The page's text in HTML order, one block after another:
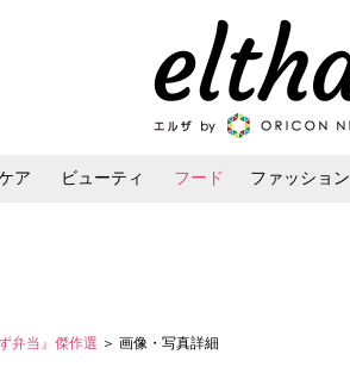
ア ビューティ フード ファッション
弁当』傑作選 ＞ 画像・写真詳細